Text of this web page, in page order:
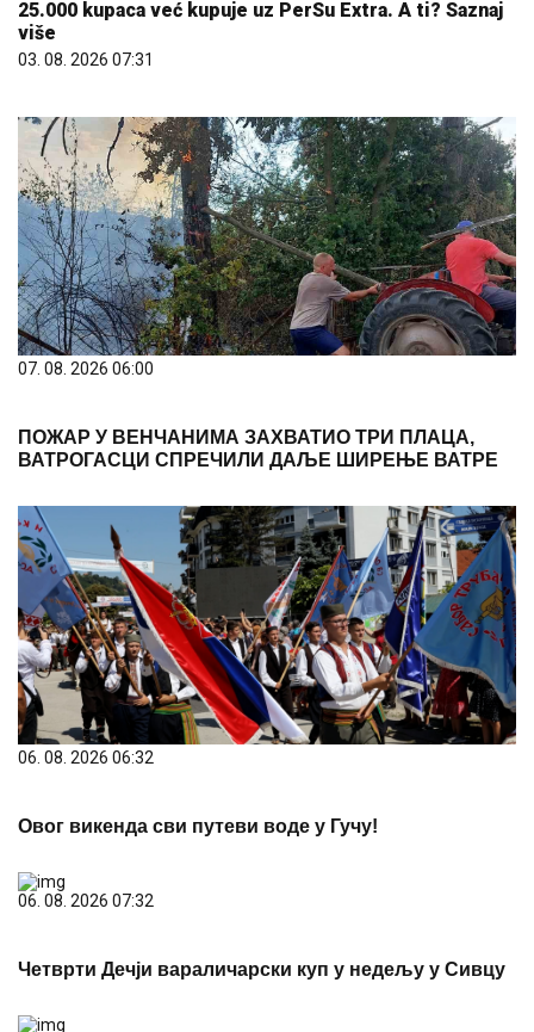
25.000 kupaca već kupuje uz PerSu Extra. A ti? Saznaj
više
03. 08. 2026 07:31
07. 08. 2026 06:00
ПОЖАР У ВЕНЧАНИМА ЗАХВАТИО ТРИ ПЛАЦА,
ВАТРОГАСЦИ СПРЕЧИЛИ ДАЉЕ ШИРЕЊЕ ВАТРЕ
06. 08. 2026 06:32
Овог викенда сви путеви воде у Гучу!
06. 08. 2026 07:32
Четврти Дечји вараличарски куп у недељу у Сивцу